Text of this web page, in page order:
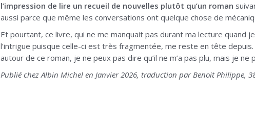
l’impression de lire un recueil de nouvelles plutôt qu’un roman
aussi parce que même les conversations ont quelque chose de
Et pourtant, ce livre, qui ne me manquait pas durant ma lecture quand
l’intrigue puisque celle-ci est très fragmentée, me reste en tête
autour de ce roman, je ne peux pas dire qu’il ne m’a pas plu, mais je ne
Publié chez Albin Michel en Janvier 2026, traduction par Benoit Philippe,